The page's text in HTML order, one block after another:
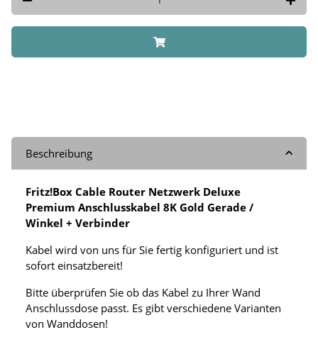
Beschreibung
Fritz!Box Cable Router Netzwerk Deluxe
Premium Anschlusskabel 8K Gold Gerade /
Winkel + Verbinder
Kabel wird von uns für Sie fertig konfiguriert und ist
sofort einsatzbereit!
Bitte überprüfen Sie ob das Kabel zu Ihrer Wand
Anschlussdose passt. Es gibt verschiedene Varianten
von Wanddosen!